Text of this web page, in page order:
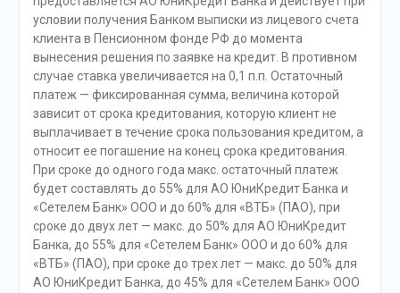
условии получения Банком выписки из лицевого счета
клиента в Пенсионном фонде РФ до момента
вынесения решения по заявке на кредит. В противном
случае ставка увеличивается на 0,1 п.п. Остаточный
платеж — фиксированная сумма, величина которой
зависит от срока кредитования, которую клиент не
выплачивает в течение срока пользования кредитом, а
относит ее погашение на конец срока кредитования.
При сроке до одного года макс. остаточный платеж
будет составлять до 55% для АО ЮниКредит Банка и
«Сетелем Банк» ООО и до 60% для «ВТБ» (ПАО), при
сроке до двух лет — макс. до 50% для АО ЮниКредит
Банка, до 55% для «Сетелем Банк» ООО и до 60% для
«ВТБ» (ПАО), при сроке до трех лет — макс. до 50% для
АО ЮниКредит Банка, до 45% для «Сетелем Банк» ООО